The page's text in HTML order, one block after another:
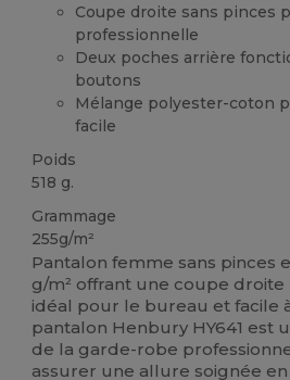
Coupe droite sans pinces
professionnelle
Deux poches arrière
boutons
Mélange polyester-coton
facile
Poids
518 g.
Grammage
255g/m²
Pantalon femme sans pinces
g/m² offrant une coupe
idéal pour le bureau et facile
pantalon Henbury HY641 est
de la garde-robe
assurer une allure soignée